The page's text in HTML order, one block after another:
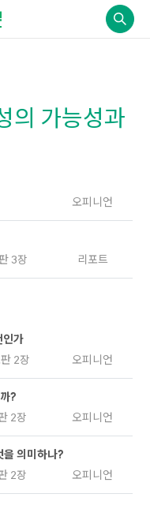
의 가능성과
오피니언
3장 리포트
인가
2장 오피니언
?
2장 오피니언
을 의미하나?
2장 오피니언